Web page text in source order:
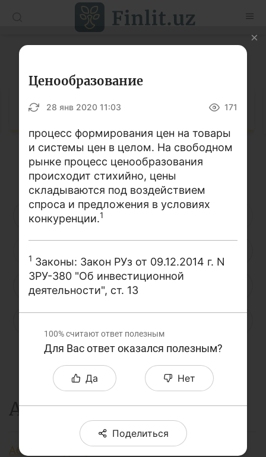
Рус
Статьи
Учебные материалы
Книги по финансовой грамотности
Видео
Проекты
Фотогалерея
О проекте
Карта сайта
Глоссарий
Кириллица Латиница
А Б В
Н О П Р
Ю Я ...
А
Аббревиатура финансовых технологий
Ценообразование
28 янв 2020 11:03 171
процесс формирования цен на товары
и системы цен в целом. На свободном
рынке процесс ценообразования
происходит стихийно, цены
складываются под воздействием
спроса и предложения в условиях
конкуренции.1
1 Законы: Закон РУз от 09.12.2014 г. N
ЗРУ-380 "Об инвестиционной
деятельности", ст. 13
100%считают ответ полезным
Для Вас ответ оказался полезным?
Да Нет
Поделиться